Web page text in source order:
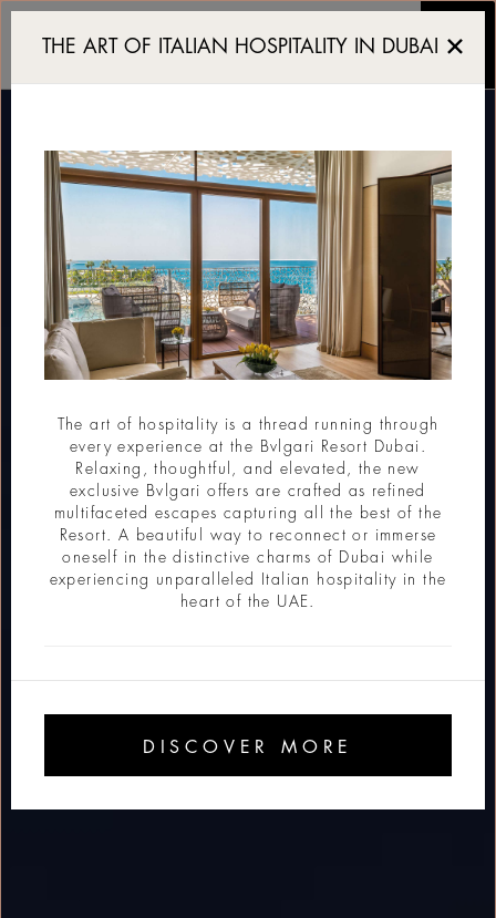
Iconic luxury Bar in
THE ART OF ITALIAN HOSPITALITY IN DUBAI
The art of hospitality is a thread running through
every experience at the Bvlgari Resort Dubai.
Relaxing, thoughtful, and elevated, the new
exclusive Bvlgari offers are crafted as refined
multifaceted escapes capturing all the best of the
Resort. A beautiful way to reconnect or immerse
oneself in the distinctive charms of Dubai while
experiencing unparalleled Italian hospitality in the
heart of the UAE.
DISCOVER MORE